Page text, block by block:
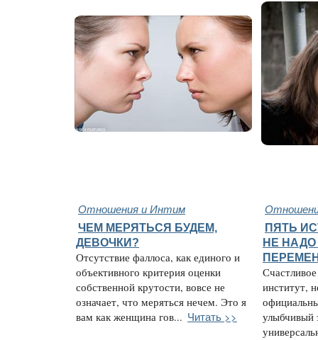
Отношения и Интим
ЧЕМ МЕРЯТЬСЯ БУДЕМ,
ДЕВОЧКИ?
Отсутствие фаллоса, как единого и
объективного критерия оценки
собственной крутости, вовсе не
означает, что меряться нечем. Это я
вам как женщина гов... Читать >>
ПЯТЬ
НЕ
институт,
улыбчивый